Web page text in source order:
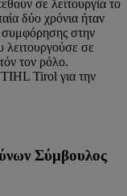
σε λειτουργία το
δύο χρόνια ήταν
στην
λειτουργούσε σε
τον ρόλο.
Tirol για την
Σύμβουλος